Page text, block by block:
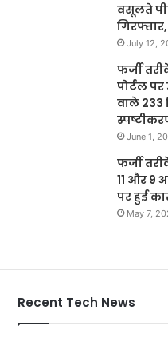
वसूलते
July 12,
फर्जी
पोर्टल
वाले 233
June 1,
फर्जी
11 और 9
पर हुई
May 7,
Recent Tech News